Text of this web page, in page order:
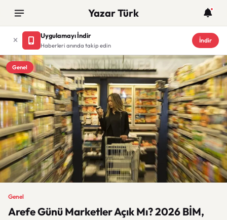
Yazar Türk
Uygulamayı İndir
Haberleri anında takip edin
İndir
Genel
Genel
Arefe Günü Marketler Açık Mı? 2026 BİM,